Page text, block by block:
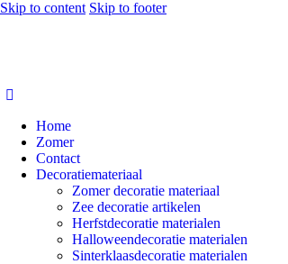
Skip to content Skip to footer
Home
Zomer
Contact
Decoratiemateriaal
Zomer decoratie materiaal
Zee decoratie artikelen
Herfstdecoratie materialen
Halloweendecoratie materialen
Sinterklaasdecoratie materialen